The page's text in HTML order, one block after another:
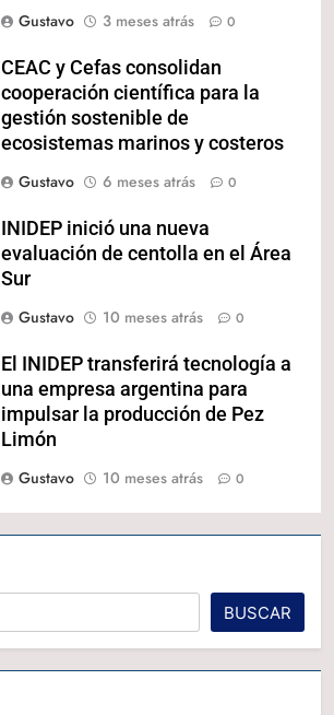
Gustavo
3 meses atrás 0
CEAC y Cefas consolidan
cooperación científica para la
gestión sostenible de
ecosistemas marinos y costeros
Gustavo
6 meses atrás 0
INIDEP inició una nueva
evaluación de centolla en el Área
Sur
Gustavo
10 meses atrás 0
El INIDEP transferirá tecnología a
una empresa argentina para
impulsar la producción de Pez
Limón
Gustavo
10 meses atrás 0
BUSCAR